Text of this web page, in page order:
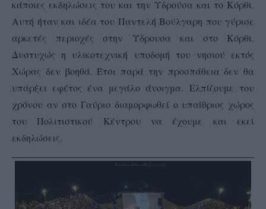
κάποιες εκδηλώσεις του και την Υδρούσα και το Κόρθι.
Αυτή ήταν και ιδέα του Παντελή Βούλγαρη που γύρισε
αρκετές περιοχές στην Υδρουσα και στο Κόρθι.
Δυστυχώς η υλικοτεχνική υποδομή του νησιού εκτός
Χώρας δεν βοηθά. Έτσι παρά την προσπάθεια δεν θα
υπάρξει εφέτος ένα μεγάλο άνοιγμα. Ελπίζουμε του
χρόνου αν στο Γαύριο διαμορφωθεί ο υπαίθριος χώρος
του Πολιτιστικού Κέντρου να έχουμε και εκεί
εκδηλώσεις.